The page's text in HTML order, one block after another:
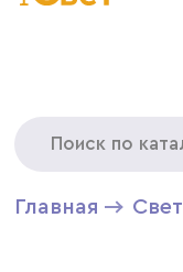
Главная Свет